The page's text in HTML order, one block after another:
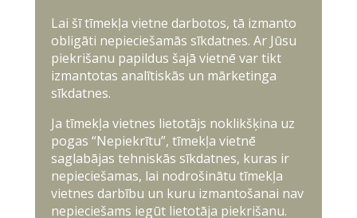
Lai šī tīmekļa vietne darbotos, tā izmanto
obligāti nepieciešamās sīkdatnes. Ar Jūsu
piekrišanu papildus šajā vietnē var tikt
izmantotas analītiskās un mārketinga
sīkdatnes.
Ja tīmekļa vietnes lietotājs noklikšķina uz
pogas “Nepiekrītu”, tīmekļa vietnē
saglabājas tehniskās sīkdatnes, kuras ir
nepieciešamas, lai nodrošinātu tīmekļa
vietnes darbību un kuru izmantošanai nav
nepieciešams iegūt lietotāja piekrišanu.